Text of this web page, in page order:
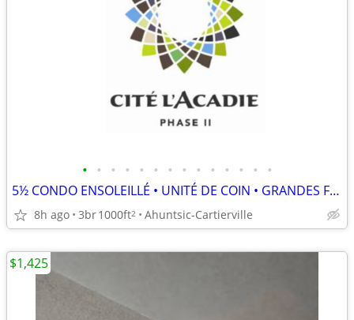
• • • • • • • • • • • • • •
5½ CONDO ENSOLEILLÉ • UNITÉ DE COIN • GRANDES FENETRES • BELLES VUES
8h ago 3br1000ft2 Ahuntsic-Cartierville
$1,425